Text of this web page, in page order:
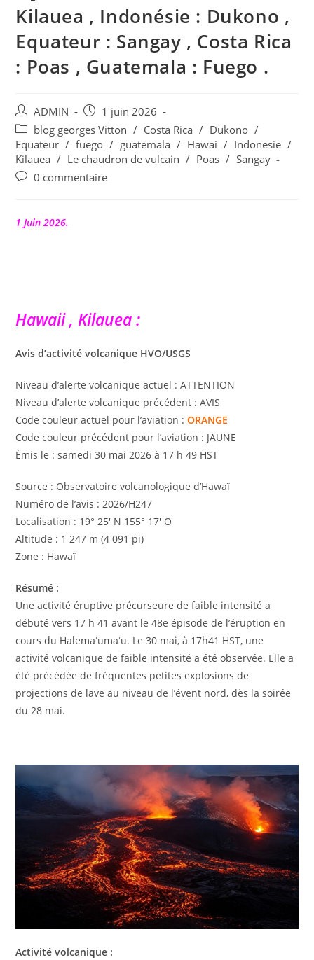
Kilauea , Indonésie : Dukono ,
Equateur : Sangay , Costa Rica
: Poas , Guatemala : Fuego .
Auteur/autrice
de
la
publication :
ADMIN
Publication
publiée :
1 juin 2026
Post
category:
blog georges Vitton / Costa Rica / Dukono /
Equateur / fuego / guatemala / Hawai / Indonesie /
Kilauea / Le chaudron de vulcain / Poas / Sangay
Commentaires
publication :
0 commentaire
1 Juin 2026.
Hawaii , Kilauea :
Avis d’activité volcanique HVO/USGS
Niveau d’alerte volcanique actuel : ATTENTION
Niveau d’alerte volcanique précédent : AVIS
Code couleur actuel pour l’aviation :ORANGE
Code couleur précédent pour l’aviation : JAUNE
Émis le : samedi 30 mai 2026 à 17 h 49 HST
Source : Observatoire volcanologique d’Hawaï
Numéro de l’avis : 2026/H247
Localisation : 19° 25′ N 155° 17′ O
Altitude : 1 247 m (4 091 pi)
Zone : Hawaï
Résumé :
Une activité éruptive précurseure de faible intensité a
débuté vers 17 h 41 avant le 48e épisode de l’éruption en
cours du Halemaʻumaʻu. Le 30 mai, à 17h41 HST, une
activité volcanique de faible intensité a été observée. Elle a
été précédée de fréquentes petites explosions de
projections de lave au niveau de l’évent nord, dès la soirée
du 28 mai.
Activité volcanique :